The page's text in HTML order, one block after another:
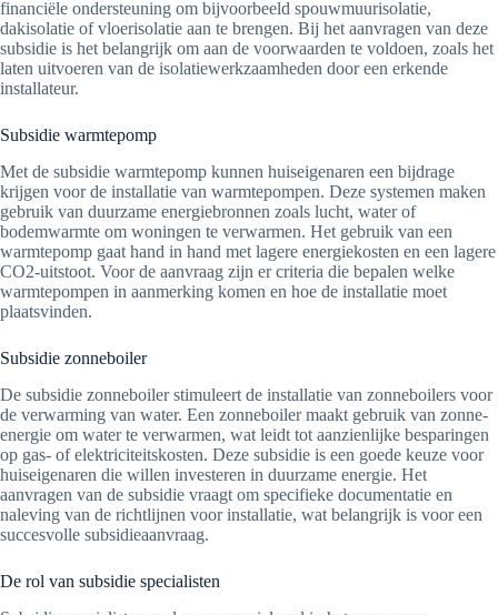
financiële ondersteuning om bijvoorbeeld spouwmuurisolatie,
dakisolatie of vloerisolatie aan te brengen. Bij het aanvragen van deze
subsidie is het belangrijk om aan de voorwaarden te voldoen, zoals het
laten uitvoeren van de isolatiewerkzaamheden door een erkende
installateur.
Subsidie warmtepomp
Met de subsidie warmtepomp kunnen huiseigenaren een bijdrage
krijgen voor de installatie van warmtepompen. Deze systemen maken
gebruik van duurzame energiebronnen zoals lucht, water of
bodemwarmte om woningen te verwarmen. Het gebruik van een
warmtepomp gaat hand in hand met lagere energiekosten en een lagere
CO2-uitstoot. Voor de aanvraag zijn er criteria die bepalen welke
warmtepompen in aanmerking komen en hoe de installatie moet
plaatsvinden.
Subsidie zonneboiler
De subsidie zonneboiler stimuleert de installatie van zonneboilers voor
de verwarming van water. Een zonneboiler maakt gebruik van zonne-
energie om water te verwarmen, wat leidt tot aanzienlijke besparingen
op gas- of elektriciteitskosten. Deze subsidie is een goede keuze voor
huiseigenaren die willen investeren in duurzame energie. Het
aanvragen van de subsidie vraagt om specifieke documentatie en
naleving van de richtlijnen voor installatie, wat belangrijk is voor een
succesvolle subsidieaanvraag.
De rol van subsidie specialisten